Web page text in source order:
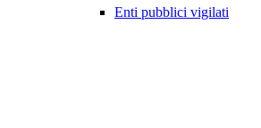
Enti pubblici vigilati